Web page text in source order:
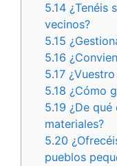
5.14 ¿Tenéis
vecinos?
5.15
5.16
5.17
5.18 ¿Cómo
5.19 ¿De
materiales?
5.20
pueblos